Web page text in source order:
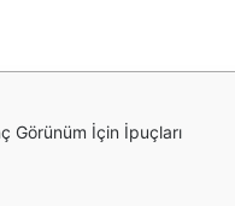
Görünüm İçin İpuçları